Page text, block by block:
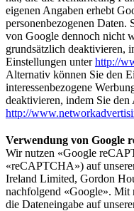
eigenen Angaben erhebt
personenbezogenen
von Google dennoch nicht
grundsätzlich deaktivieren,
Einstellungen unterhttp://
Alternativ können Sie den
interessenbezogene
deaktivieren, indem Sie
http://
Verwendung von Google
Wir nutzen «Google
«reCAPTCHA») auf
Ireland Limited, Gordon
nachfolgend «Google».
die Dateneingabe auf